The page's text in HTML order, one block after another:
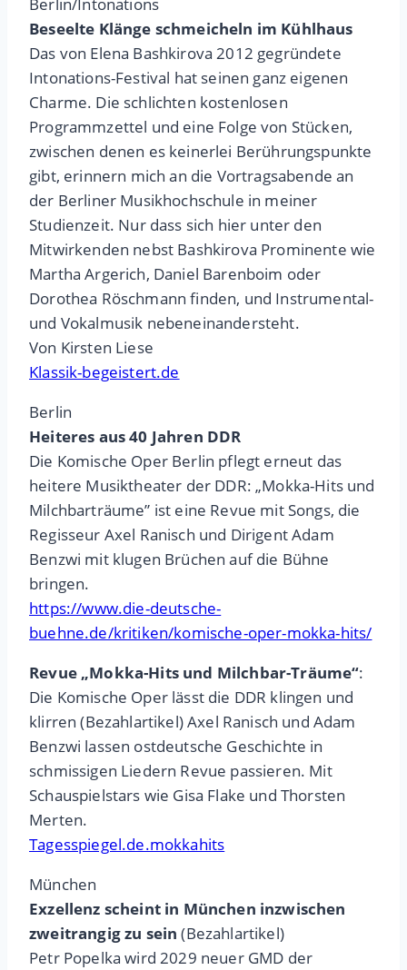
Beseelte Klänge schmeicheln im Kühlhaus
Das von Elena Bashkirova 2012 gegründete
Intonations-Festival hat seinen ganz eigenen
Charme. Die schlichten kostenlosen
Programmzettel und eine Folge von Stücken,
zwischen denen es keinerlei Berührungspunkte
gibt, erinnern mich an die Vortragsabende an
der Berliner Musikhochschule in meiner
Studienzeit. Nur dass sich hier unter den
Mitwirkenden nebst Bashkirova Prominente wie
Martha Argerich, Daniel Barenboim oder
Dorothea Röschmann finden, und Instrumental-
und Vokalmusik nebeneinandersteht.
Von Kirsten Liese
Klassik-begeistert.de
Berlin
Heiteres aus 40 Jahren DDR
Die Komische Oper Berlin pflegt erneut das
heitere Musiktheater der DDR: „Mokka-Hits und
Milchbarträume” ist eine Revue mit Songs, die
Regisseur Axel Ranisch und Dirigent Adam
Benzwi mit klugen Brüchen auf die Bühne
bringen.
https://www.die-deutsche-
buehne.de/kritiken/komische-oper-mokka-hits/
Revue „Mokka-Hits und Milchbar-Träume“:
Die Komische Oper lässt die DDR klingen und
klirren (Bezahlartikel) Axel Ranisch und Adam
Benzwi lassen ostdeutsche Geschichte in
schmissigen Liedern Revue passieren. Mit
Schauspielstars wie Gisa Flake und Thorsten
Merten.
Tagesspiegel.de.mokkahits
München
Exzellenz scheint in München inzwischen
zweitrangig zu sein (Bezahlartikel)
Petr Popelka wird 2029 neuer GMD der